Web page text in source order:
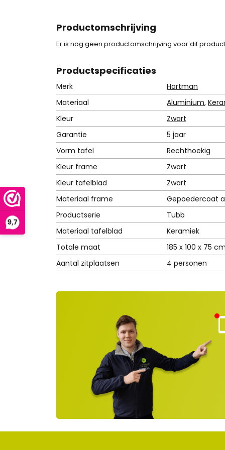
Productomschrijving
Er is nog geen productomschrijving voor dit
Productspecificaties
Merk
Hartman
Materiaal
Aluminium,
Kleur
Zwart
Garantie
5 jaar
Vorm tafel
Rechthoekig
Kleur frame
Zwart
Kleur tafelblad
Zwart
Materiaal frame
Gepoedercoat
Productserie
Tubb
Materiaal tafelblad
Keramiek
Totale maat
185 x 100 x 75 cm
Aantal zitplaatsen
4 personen